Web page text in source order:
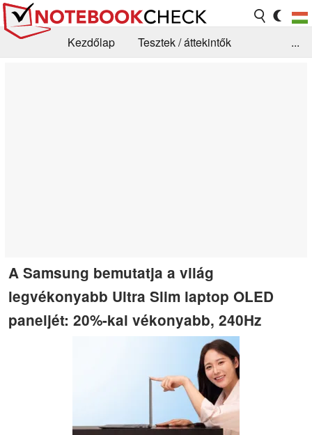
Kezdőlap
Tesztek / áttekintők
...
A Samsung bemutatja a világ
legvékonyabb Ultra Slim laptop OLED
paneljét: 20%-kal vékonyabb, 240Hz